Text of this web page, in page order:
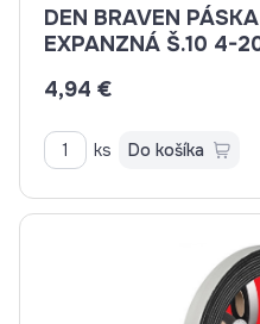
DEN BRAVEN
EXPANZNÁ Š.10 4-
4,94 €
ks Do košíka